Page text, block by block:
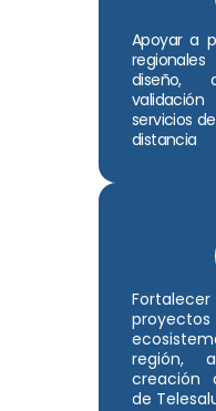
Apoyar a
diseño,
servicios
distancia
región,
creación
de